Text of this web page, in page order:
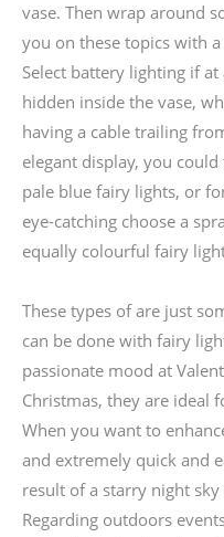
vase. Then wrap around
you on these topics with
Select battery lighting if
hidden inside the vase,
having a cable trailing
elegant display, you
pale blue fairy lights, or
eye-catching choose a
equally colourful fairy
These types of are just
can be done with fairy
passionate mood at
Christmas, they are ideal
When you want to
and extremely quick and
result of a starry night
Regarding outdoors